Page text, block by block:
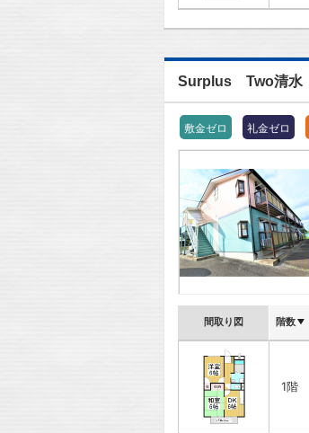
Surplus Two清水
敷金ゼロ 礼金ゼロ
間取り図 階数
1階